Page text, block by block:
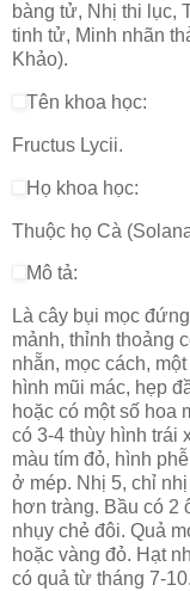
bàng tử, Nhị thi lục,
tinh tử, Minh nhãn
Khảo).
Tên khoa học:
Fructus Lycii.
Họ khoa học:
Thuộc họ Cà
Mô tả:
Là cây bụi mọc
mảnh, thỉnh thoảng
nhẵn, mọc cách,
hình mũi mác, hẹp
hoặc có một số hoa
có 3-4 thùy hình trái
màu tím đỏ, hình
ở mép. Nhị 5, chỉ
hơn tràng. Bầu có 2
nhụy chẻ đôi. Quả
hoặc vàng đỏ. Hạt
có quả từ tháng 7-10.